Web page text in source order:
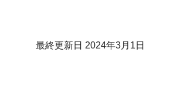
最終更新日 2024年3月1日